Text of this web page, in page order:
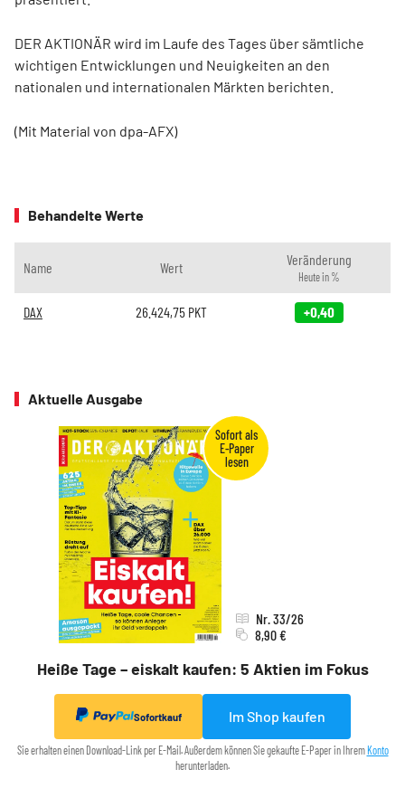
DER AKTIONÄR wird im Laufe des Tages über sämtliche
wichtigen Entwicklungen und Neuigkeiten an den
nationalen und internationalen Märkten berichten.
(Mit Material von dpa-AFX)
Behandelte Werte
Name Wert Veränderung
Heute in %
DAX 26.424,75 PKT +0,40
Aktuelle Ausgabe
Heiße Tage – eiskalt kaufen: 5 Aktien im Fokus
Nr. 33/26
8,90 €
Sofortkauf Im Shop kaufen
Sie erhalten einen Download-Link per E-Mail. Außerdem können Sie gekaufte E-Paper in Ihrem Konto
herunterladen.